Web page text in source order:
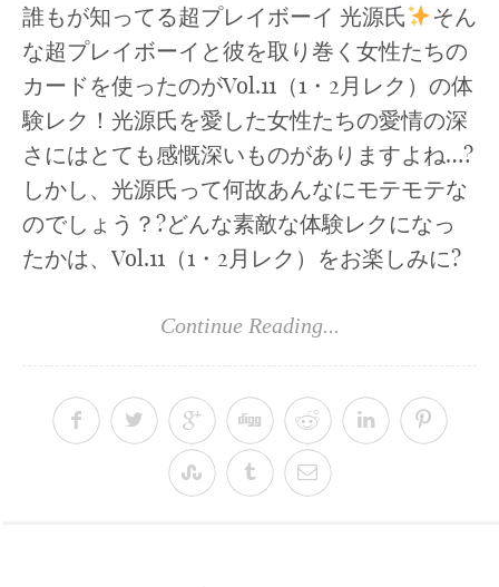
誰もが知ってる超プレイボーイ 光源氏
そん
な超プレイボーイと彼を取り巻く女性たちの
カードを使ったのがVol.11（1・2月レク）の体
験レク！光源氏を愛した女性たちの愛情の深
さにはとても感慨深いものがありますよね…?
しかし、光源氏って何故あんなにモテモテな
のでしょう？?どんな素敵な体験レクになっ
たかは、Vol.11（1・2月レク）をお楽しみに?
Continue Reading...